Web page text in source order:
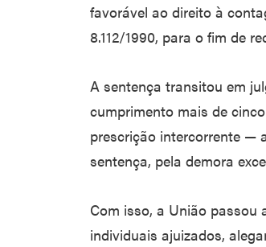
favorável ao direito à
8.112/1990, para o fim de
A sentença transitou em
cumprimento mais de
prescrição intercorrente —
sentença, pela demora
Com isso, a União passou
individuais ajuizados,